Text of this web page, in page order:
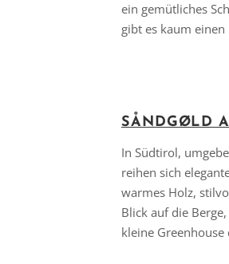
ein gemütliches
gibt es kaum
SÅNDGØLD
In Südtirol,
reihen sich
warmes Holz,
Blick auf die
kleine